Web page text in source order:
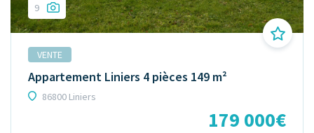
9
VENTE
Appartement Liniers 4 pièces 149 m²
86800 Liniers
179 000€